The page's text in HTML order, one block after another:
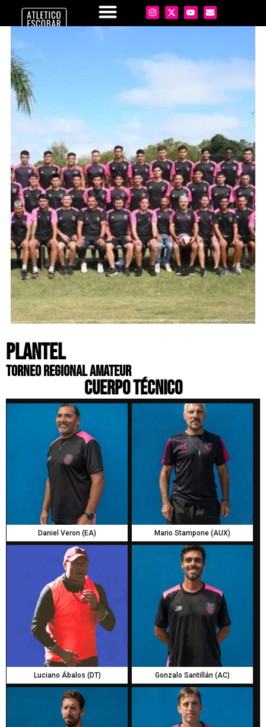
PLANTEL
Torneo Regional Amateur
CUERPO TÉCNICO
Daniel Veron (EA) Mario Stampone (AUX)
Luciano Ábalos (DT) Gonzalo Santillán (AC)